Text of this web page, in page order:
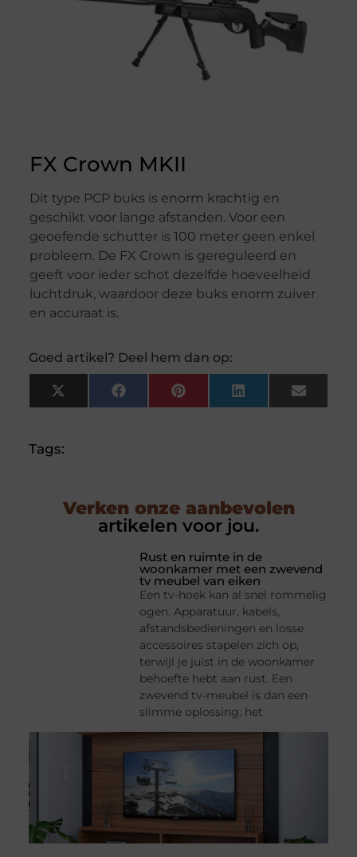
FX Crown MKII
Dit type PCP buks is enorm krachtig en
geschikt voor lange afstanden. Voor een
geoefende schutter is 100 meter geen enkel
probleem. De FX Crown is gereguleerd en
geeft voor ieder schot dezelfde hoeveelheid
luchtdruk, waardoor deze buks enorm zuiver
en accuraat is.
Goed artikel? Deel hem dan op:
X
(Twitter)
FacebookPinterestLinkedInEmail
Tags:
Verken onze aanbevolen
artikelen voor jou.
Rust en ruimte in de
woonkamer met een zwevend
tv meubel van eiken
Een tv-hoek kan al snel rommelig
ogen. Apparatuur, kabels,
afstandsbedieningen en losse
accessoires stapelen zich op,
terwijl je juist in de woonkamer
behoefte hebt aan rust. Een
zwevend tv-meubel is dan een
slimme oplossing: het